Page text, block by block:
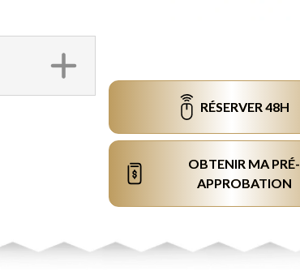
RÉSERVER 48H
OBTENIR MA PRÉ-
APPROBATION